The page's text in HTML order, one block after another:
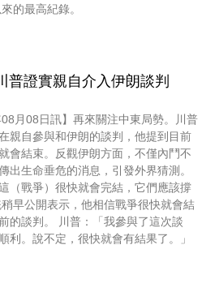
的最高紀錄。
普證實親自介入伊朗談判
08月08日訊】再來關注中東局勢。川普
親自參與和伊朗的談判，他提到目前
會結束。反觀伊朗方面，不僅內鬥不
出生命垂危的消息，引發外界猜測。
（戰爭）很快就會完結，它們應該撐
早公開表示，他相信戰爭很快就會結
的談判。 川普：「我參與了這次談
利。說不定，很快就會有結果了。」